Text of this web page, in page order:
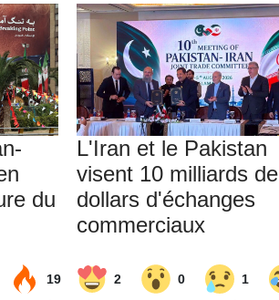
du
L'Iran et le Pakistan
visent 10 milliards de
dollars d'échanges
commerciaux